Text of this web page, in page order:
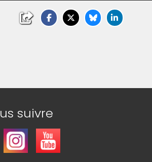
suivre